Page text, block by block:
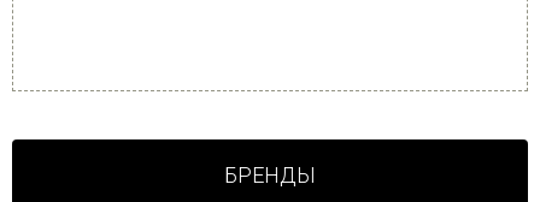
БРЕНДЫ